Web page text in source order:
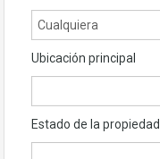
Ubicación principal
Estado de la propiedad